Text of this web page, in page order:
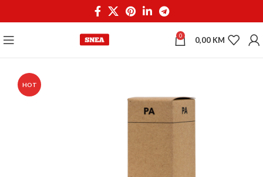
0 0,00 KM
HOT